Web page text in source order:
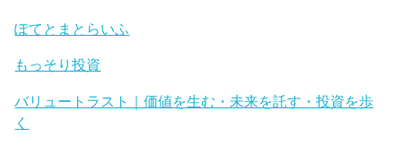
ぽてとまとらいふ
もっそり投資
バリュートラスト｜価値を生む・未来を託す・投資を歩
く